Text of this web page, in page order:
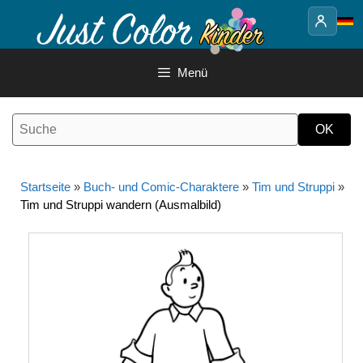
Inhalt
Menü
Startseite » Buch- und Comic-Charaktere » Tim und Struppi »
Tim und Struppi wandern (Ausmalbild)